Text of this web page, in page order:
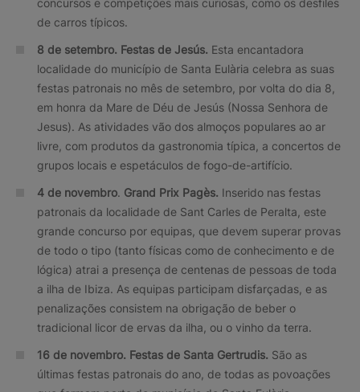
de carros típicos.
8 de setembro. Festas de Jesús. Esta encantadora
localidade do município de Santa Eulària celebra as suas
festas patronais no mês de setembro, por volta do dia 8,
em honra da Mare de Déu de Jesús (Nossa Senhora de
Jesus). As atividades vão dos almoços populares ao ar
livre, com produtos da gastronomia típica, a concertos de
grupos locais e espetáculos de fogo-de-artifício.
4 de novembro. Grand Prix Pagès. Inserido nas festas
patronais da localidade de Sant Carles de Peralta, este
grande concurso por equipas, que devem superar provas
de todo o tipo (tanto físicas como de conhecimento e de
lógica) atrai a presença de centenas de pessoas de toda
a ilha de Ibiza. As equipas participam disfarçadas, e as
penalizações consistem na obrigação de beber o
tradicional licor de ervas da ilha, ou o vinho da terra.
16 de novembro. Festas de Santa Gertrudis. São as
últimas festas patronais do ano, de todas as povoações